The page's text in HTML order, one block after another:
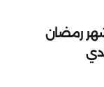
شهر رمضان